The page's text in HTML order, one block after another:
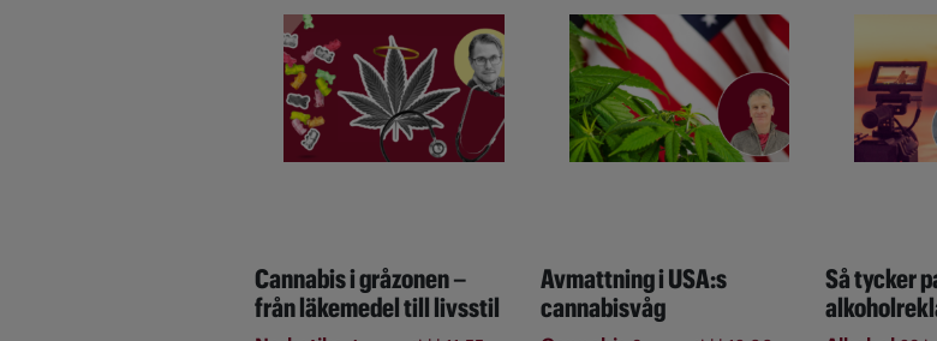
Cannabis i gråzonen –
från läkemedel till livsstil
Avmattning i USA:s
cannabisvåg
Så tycker